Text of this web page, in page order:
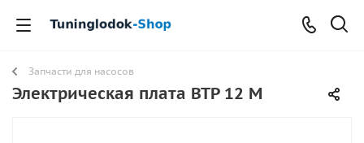
Запчасти для насосов
Электрическая плата BTP 12 M